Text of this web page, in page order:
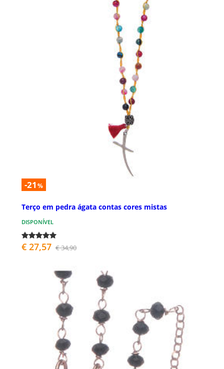
-21 %
Terço em pedra ágata contas cores mistas
DISPONÍVEL
€ 27,57 € 34,90